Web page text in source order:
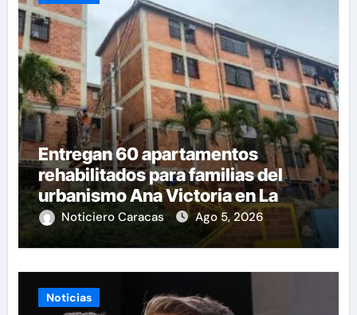
Entregan 60 apartamentos
rehabilitados para familias del
urbanismo Ana Victoria en La
Guaira
Noticiero Caracas Ago 5, 2026
Noticias